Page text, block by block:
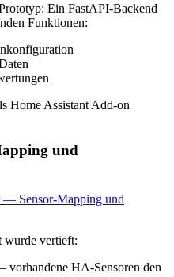
Ein FastAPI-Backend
Funktionen:
Home Assistant Add-on
und
— Sensor-Mapping und
wurde vertieft:
vorhandene HA-Sensoren den